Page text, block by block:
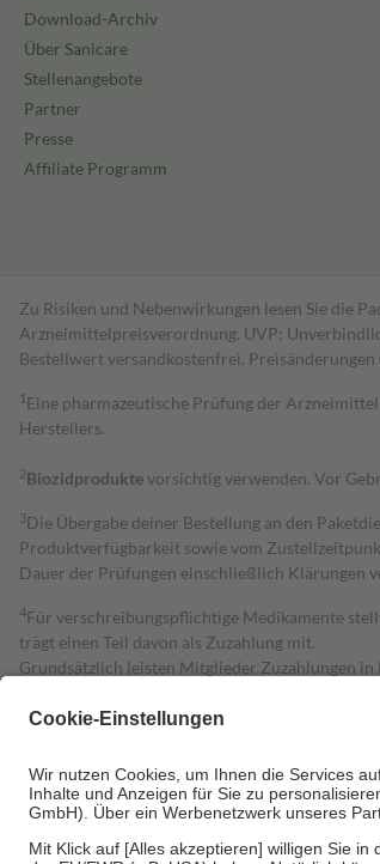
Download-Archiv
Über Sanicare
Stellenangebote
Partner
Presse
Affiliate Programm
Zu Risiken und Nebenwirkungen lesen Sie die
Arzneimittelpreisverordnung. UVP:
Bestell­wert versand­kosten­frei.
1 Eine pharmazeutische Prüfung der
Herstellers.
2Biozidproduktevorsichtig verwenden. Vor
3Die Übergabe deiner Bestellung an den
Produktverfügbarkeit sowie vom
Dauer der Prüfungen einschließlich Klärungen
4Für verschreibungspflichtige Medikamente
trägt einen Teil davon als Zuzahlung mit.
Grundsätzlich leisten Mitglieder Zuzahlungen in
Diese Regeln gelten grundsätzlich auch für
Um das Engagement der Versicherten für ihre
• Kindern und Jugendlichen bis zum
• Untersuchungen zur Vorsorge und
• empfohlenen Schutzimpfungen